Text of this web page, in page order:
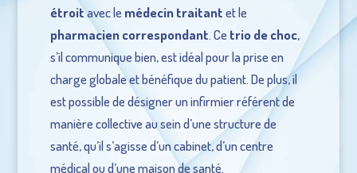
étroitavec le médecin traitantet le
pharmacien correspondant. Ce trio de choc,
s’il communique bien, est idéal pour la prise en
charge globale et bénéfique du patient. De plus, il
est possible de désigner un infirmier référent de
manière collective au sein d’une structure de
santé, qu’il s’agisse d’un cabinet, d’un centre
médical ou d’une maison de santé.